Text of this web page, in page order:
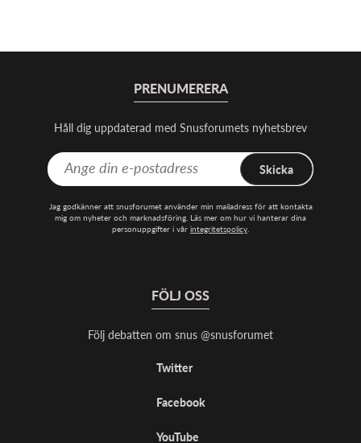
PRENUMERERA
Håll dig uppdaterad med Snusforumets nyhetsbrev
Skicka
Jag godkänner att snusforumet använder min mailadress för att kontakta
mig om nyheter och marknadsföring. Läs mer om hur vi hanterar dina
personuppgifter i vår integritetspolicy.
FÖLJ OSS
Följ debatten om snus @snusforumet
Twitter
Facebook
YouTube